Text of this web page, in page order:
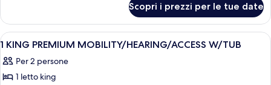
W/IN-
ROOM
DRINKS-
SNACKS
SOFABED
KG
PREMIUM
W/IN-
DRINKS-
SNACKS
Scopri i prezzi per le tue date
Apri
tutte
le
foto
Una camera d'albergo con un letto,
6
1 KING PREMIUM MOBILITY/HEARING/ACCESS W/TUB
Per 2 persone
1 letto king